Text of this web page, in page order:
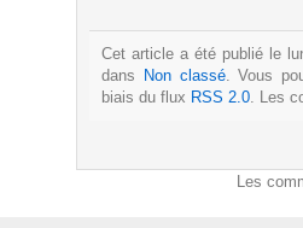
Cet article a été publié le
dans
Non classé. Vous
biais du flux RSS 2.0 . Les
Les